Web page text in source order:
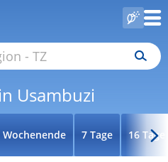
Usambuzi
Wochenende 7 Tage 16 Tage